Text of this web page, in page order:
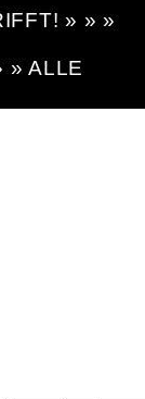
» » »
» ALLE